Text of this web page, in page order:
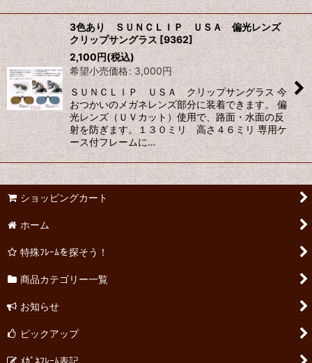
3色あり ＳＵＮＣＬＩＰ ＵＳＡ 偏光レンズ
クリップサングラス [9362]
2,100円(税込)
希望小売価格: 3,000円
ＳＵＮＣＬＩＰ ＵＳＡ クリップサングラス 今
おつかいのメガネレンズ部分に装着できます。 偏
光レンズ（ＵＶカット）使用で、路面・水面の反
射を防ぎます。１３０ミリ 高さ４６ミリ 専用ケ
ース付フレームに…
ショッピングカート
ホーム
特殊ﾌﾚｰﾑを探そう！
商品カテゴリー一覧
お知らせ
ピックアップ